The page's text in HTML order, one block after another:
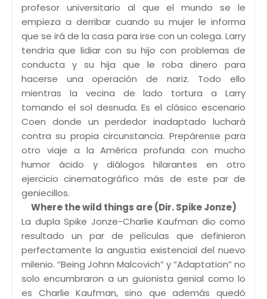
profesor universitario al que el mundo se le
empieza a derribar cuando su mujer le informa
que se irá de la casa para irse con un colega. Larry
tendría que lidiar con su hijo con problemas de
conducta y su hija que le roba dinero para
hacerse una operación de nariz. Todo ello
mientras la vecina de lado tortura a Larry
tomando el sol desnuda. Es el clásico escenario
Coen donde un perdedor inadaptado luchará
contra su propia circunstancia. Prepárense para
otro viaje a la América profunda con mucho
humor ácido y diálogos hilarantes en otro
ejercicio cinematográfico más de este par de
geniecillos.
Where the wild things are (Dir. Spike Jonze)
La dupla Spike Jonze-Charlie Kaufman dio como
resultado un par de películas que definieron
perfectamente la angustia existencial del nuevo
milenio. “Being Johnn Malcovich” y “Adaptation” no
solo encumbraron a un guionista genial como lo
es Charlie Kaufman, sino que además quedó